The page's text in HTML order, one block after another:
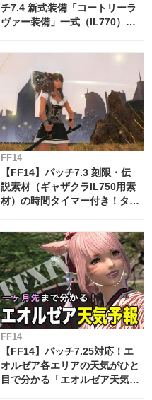
チ7.4 新式装備「コートリーラ
ヴァー装備」一式（IL770）の
FF14
【FF14】パッチ7.3 刻限・伝
説素材（ギャザクラIL750用素
材）の時間タイマー付き！タイ
FF14
【FF14】パッチ7.25対応！エ
オルゼア各エリアの天気がひと
目で分かる「エオルゼア天気予